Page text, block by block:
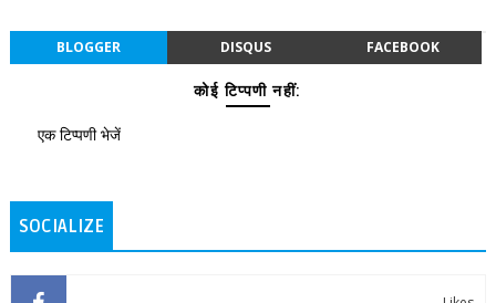
BLOGGER DISQUS FACEBOOK
कोई टिप्पणी नहीं:
एक टिप्पणी भेजें
SOCIALIZE